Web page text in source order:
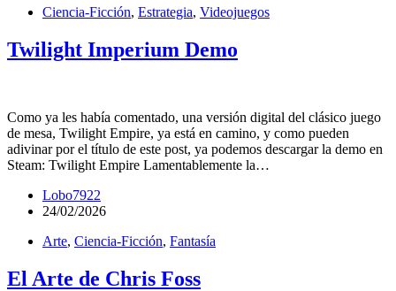
Ciencia-Ficción, Estrategia, Videojuegos
Twilight Imperium Demo
Como ya les había comentado, una versión digital del clásico juego
de mesa, Twilight Empire, ya está en camino, y como pueden
adivinar por el título de este post, ya podemos descargar la demo en
Steam: Twilight Empire Lamentablemente la…
Lobo7922
24/02/2026
Arte, Ciencia-Ficción, Fantasía
El Arte de Chris Foss